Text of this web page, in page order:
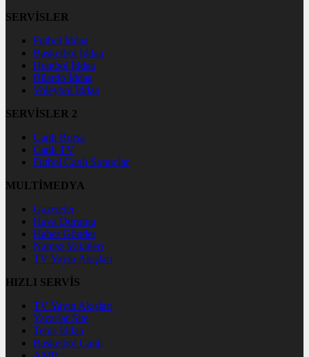
SERVİSLER
Futbol İddaa
Basketbol İddaa
Hentbol İddaa
Bilardo İddaa
Voleybol İddaa
SERVİSLER 2
Canlı Borsa
Canlı TV
Futbol Canlı Sonuçlar
MULTİMEDYA
Gazeteler
Hava Durumu
Haber Gönder
Namaz Vakitleri
TV Yayın Akışları
HIZLI SERVİS
TV Yayın Akışları
Yazarlar Site
Tenis İddaa
Basketbol Canlı